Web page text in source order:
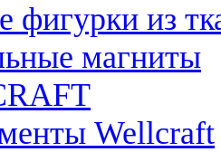
фигурки из
магниты
Wellcraft